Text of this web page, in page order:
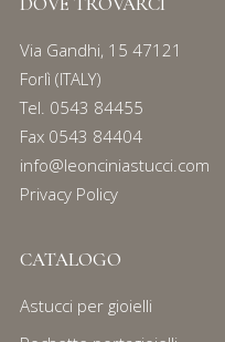
Via Gandhi, 15 47121
Forlì (ITALY)
Tel. 0543 84455
Fax 0543 84404
info@leonciniastucci.com
Privacy Policy
CATALOGO
Astucci per gioielli